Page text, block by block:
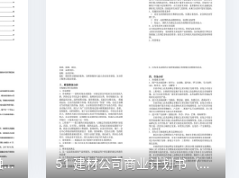
09 自媒体直播带货商业融资计划书（word+ppt配套）创业计划书word模板 51 建材公司商业计划书（word+ppt配套）创业计划书word模板